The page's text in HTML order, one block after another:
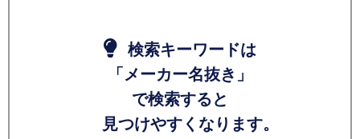
検索キーワードは
「メーカー名抜き」
で検索すると
見つけやすくなります。